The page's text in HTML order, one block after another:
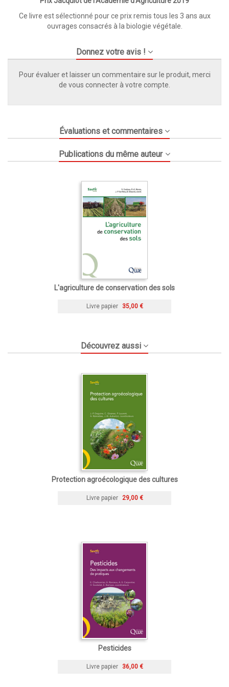
Ce livre est sélectionné pour ce prix remis tous les 3 ans aux
ouvrages consacrés à la biologie végétale.
Donnez votre avis !
Pour évaluer et laisser un commentaire sur le produit, merci
de vous connecter à votre compte.
Évaluations et commentaires
Publications du même auteur
L'agriculture de conservation des sols
Livre papier 35,00 €
Découvrez aussi
Protection agroécologique des cultures
Livre papier 29,00 €
Pesticides
Livre papier 36,00 €